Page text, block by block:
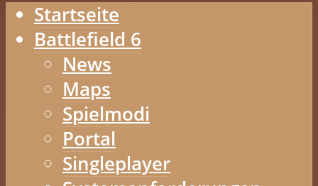
Startseite
Battlefield 6
News
Maps
Spielmodi
Portal
Singleplayer